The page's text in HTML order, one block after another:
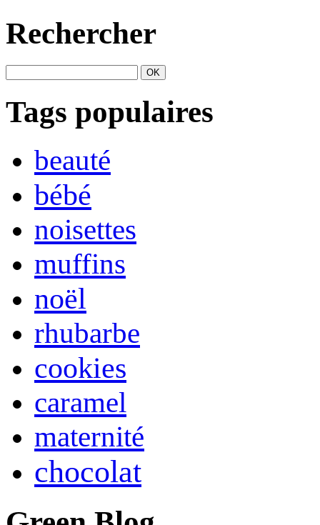
Rechercher
Tags populaires
beauté
bébé
noisettes
muffins
noël
rhubarbe
cookies
caramel
maternité
chocolat